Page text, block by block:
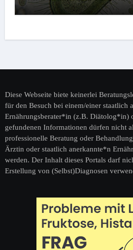
Diese Webseite biete keinerlei
für den Besuch bei einem/einer staatlich
Ernährungsberater*in (z.B. Diätolog*in)
gefundenen Informationen dürfen nicht
professionelle Beratung oder
Ärztin oder staatlich anerkannte*n
werden. Der Inhalt dieses Portals darf
Erstellung von (Selbst)Diagnosen